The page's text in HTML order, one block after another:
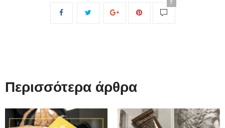
7
Περισσότερα άρθρα